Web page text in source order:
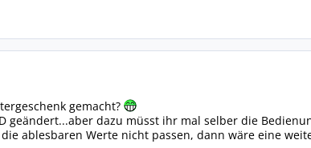
gemacht?
geändert...aber dazu müsst ihr mal selber die
ablesbaren Werte nicht passen, dann wäre eine